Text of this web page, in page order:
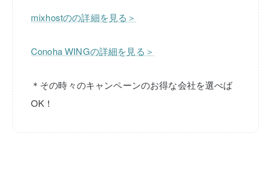
mixhostのの詳細を見る＞
Conoha WINGの詳細を見る＞
＊その時々のキャンペーンのお得な会社を選べば
OK！